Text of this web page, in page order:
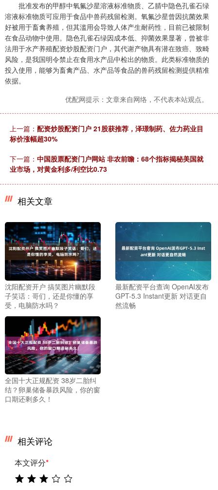
批准发布的甲醇中氧氟沙星溶液标准物质、乙腈中隐色孔雀石绿
溶液标准物质可应用于食品中兽药残留检测。氧氟沙星曾因抗菌效果
好被用于畜禽养殖，但其滥用会导致人体产生耐药性，目前已被限制
在食品动物中使用。隐色孔雀石绿因成本低、抑菌效果显著，曾被非
法用于水产养殖配资炒股配资门户，其代谢产物具有潜在致癌、致畸
风险，是我国明令禁止在食用水产品中检出的物质。此类标准物质的
投入使用，能够为畜禽产品、水产品等食品的兽药残留检测提供精准
依据。
优配网提示：文章来自网络，不代表本站观点。
上一篇： 配资炒股配资门户 21股获推荐，泽璟制药、佐力药业目
标价涨幅超30%
下一篇： 中国股票配资门户网站 非农前瞻：68个指标揭秘美国就
业市场，对黄金利多/利空比0.73
相关文章
沈阳配资开户 搞笑图片幽默段
子笑话：哥们，还是你懂的享
受，电脑防水吗？
最新配资平台查询 OpenAI发布
GPT-5.3 Instant更新 对话更自
然流畅
全国十大正规配资 38岁二胎纠
结？卵巢储备暴跌风险，你的窗
口期还剩多久！
相关评论
本文评分*